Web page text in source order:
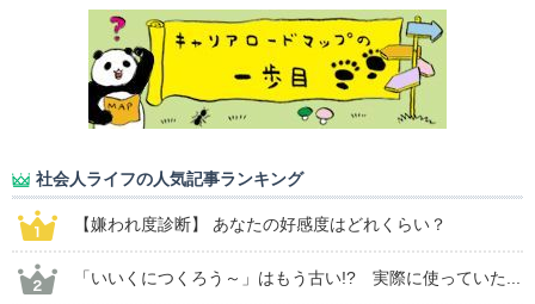
社会人ライフの人気記事ランキング
【嫌われ度診断】 あなたの好感度はどれくらい？
「いいくにつくろう～」はもう古い!? 実際に使っていた...